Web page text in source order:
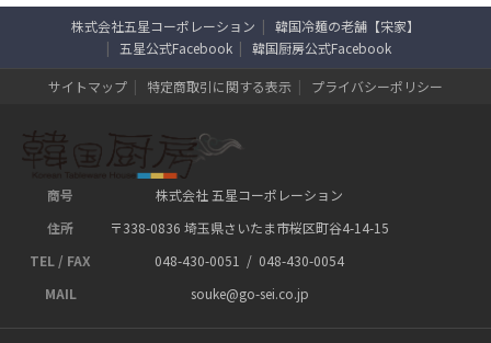
株式会社五星コーポレーション
韓国冷麺の老舗【宋家】
五星公式Facebook
韓国厨房公式Facebook
サイトマップ 特定商取引に関する表示 プライバシーポリシー
商号
株式会社 五星コーポレーション
住所
〒338-0836 埼玉県さいたま市桜区町谷4-14-15
TEL / FAX
048-430-0051 / 048-430-0054
MAIL
souke@go-sei.co.jp